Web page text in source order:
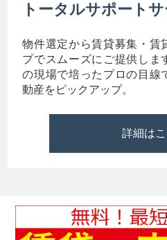
トータルサポート
物件選定から賃貸募集・賃
プでスムーズにご提供しま
の現場で培ったプロの目線
動産をピックアップ。
詳細は